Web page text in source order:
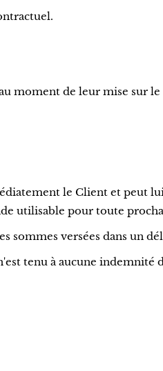
moment de leur mise sur le
le Client et peut
utilisable pour toute
sommes versées dans un
tenu à aucune indemnité